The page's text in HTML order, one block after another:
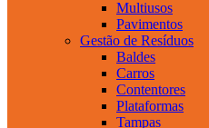
Multiusos
Pavimentos
Gestão de Resíduos
Baldes
Carros
Contentores
Plataformas
Tampas